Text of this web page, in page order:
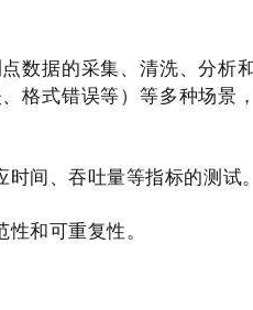
数据的采集、清洗、分析
格式错误等）等多种场景
间、吞吐量等指标的测试。
和可重复性。